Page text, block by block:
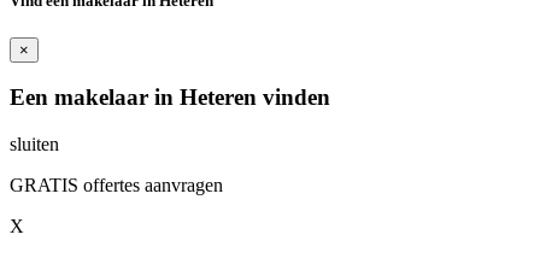
×
Een makelaar in Heteren vinden
sluiten
GRATIS offertes aanvragen
X